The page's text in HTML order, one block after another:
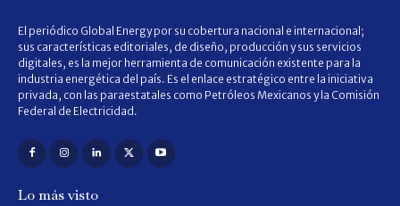
El periódico Global Energy por su cobertura nacional e internacional;
sus características editoriales, de diseño, producción y sus servicios
digitales, es la mejor herramienta de comunicación existente para la
industria energética del país. Es el enlace estratégico entre la iniciativa
privada, con las paraestatales como Petróleos Mexicanos y la Comisión
Federal de Electricidad.
Lo más visto